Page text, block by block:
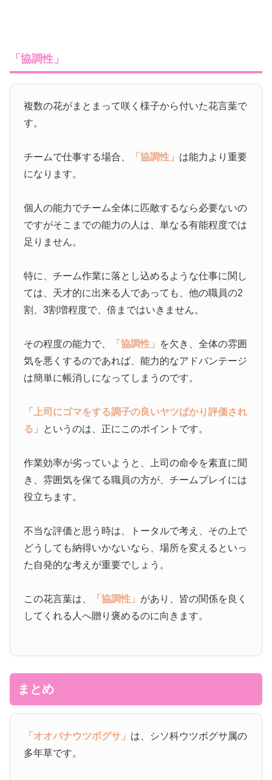
「協調性」
複数の花がまとまって咲く様子から付いた花言葉で
す。
チームで仕事する場合、 「協調性」 は能力より重要
になります。
個人の能力でチーム全体に匹敵するなら必要ないの
ですがそこまでの能力の人は、単なる有能程度では
足りません。
特に、チーム作業に落とし込めるような仕事に関し
ては、天才的に出来る人であっても、他の職員の2
割、3割増程度で、倍まではいきません。
その程度の能力で、 「協調性」 を欠き、全体の雰囲
気を悪くするのであれば、能力的なアドバンテージ
は簡単に帳消しになってしまうのです。
「上司にゴマをする調子の良いヤツばかり評価され
る」 というのは、正にこのポイントです。
作業効率が劣っていようと、上司の命令を素直に聞
き、雰囲気を保てる職員の方が、チームプレイには
役立ちます。
不当な評価と思う時は、トータルで考え、その上で
どうしても納得いかないなら、場所を変えるといっ
た自発的な考えが重要でしょう。
この花言葉は、 「協調性」 があり、皆の関係を良く
してくれる人へ贈り褒めるのに向きます。
まとめ
「オオバナウツボグサ」 は、シソ科ウツボグサ属の
多年草です。